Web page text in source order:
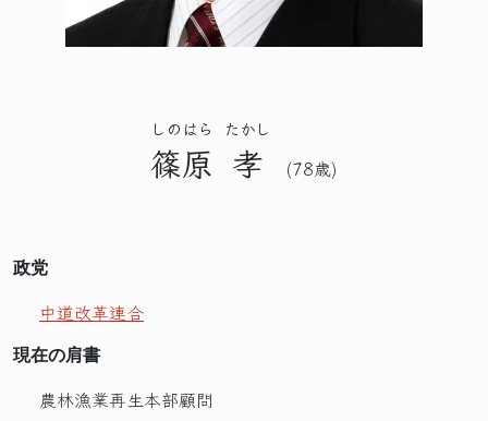
篠原
しのはら
孝
たかし
(78歳)
政党
中道改革連合
現在の肩書
農林漁業再生本部顧問